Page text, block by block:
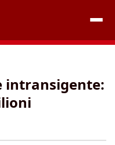
intransigente: